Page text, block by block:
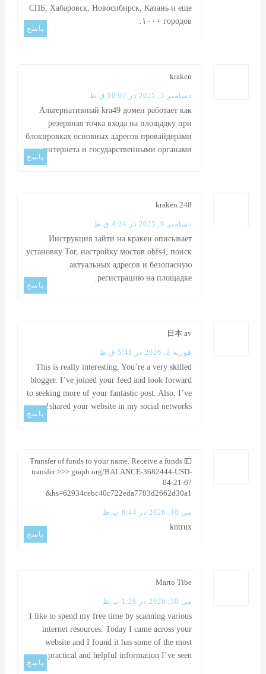
СПБ, Хабаровск, Новосибирск, Казань и еще
۱۰۰+ городов.
پاسخ
kraken
دسامبر 5, 2025 در 10:07 ق.ظ
Альтернативныйkra49 домен работает как
резервная точка входа на площадку при
блокировках основных адресов провайдерами
интернета и государственными органами.
پاسخ
kraken 248
دسامبر 9, 2025 در 4:24 ق.ظ
Инструкциязайти на кракен описывает
установку Tor, настройку мостов obfs4, поиск
актуальных адресов и безопасную
регистрацию на площадке.
پاسخ
日本 av
فوریه 2, 2026 در 5:41 ق.ظ
This is really interesting, You’re a very skilled
blogger. I’ve joined your feed and look forward
to seeking more of your fantastic post. Also, I’ve
shared your website in my social networks!
پاسخ
💴 Transfer of funds to your name. Receive a funds
transfer >>> graph.org/BALANCE-3682444-USD-
04-21-6?
hs=62934cebc40c722eda7783d2662d30a1&
می 10, 2026 در 6:44 ب.ظ
kntrux
پاسخ
Marto Tibe
می 30, 2026 در 1:26 ب.ظ
I like to spend my free time by scanning various
internet resources. Today I came across your
website and I found it has some of the most
practical and helpful information I’ve seen.
پاسخ